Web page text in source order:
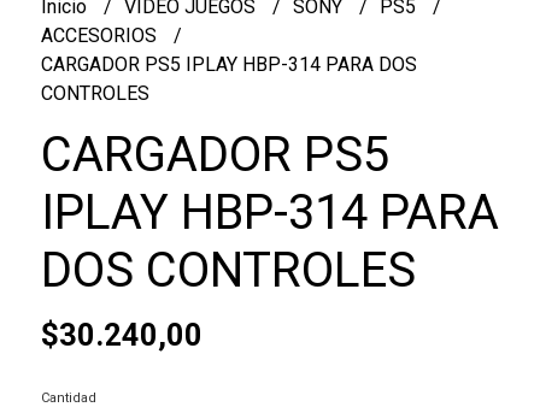
Inicio VIDEO JUEGOS SONY
PS5
ACCESORIOS
CARGADOR PS5 IPLAY HBP-314 PARA DOS
CONTROLES
CARGADOR PS5
IPLAY HBP-314 PARA
DOS CONTROLES
$30.240,00
Cantidad